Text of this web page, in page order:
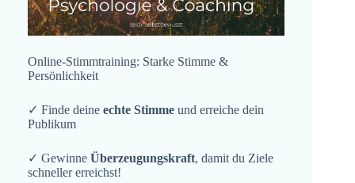
Online-Stimmtraining: Starke Stimme &
Persönlichkeit
✓ Finde deine echte Stimme und erreiche dein
Publikum
✓ Gewinne Überzeugungskraft, damit du Ziele
schneller erreichst!